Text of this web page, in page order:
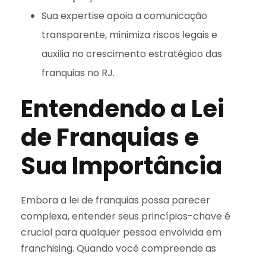
Sua expertise apoia a comunicação
transparente, minimiza riscos legais e
auxilia no crescimento estratégico das
franquias no RJ.
Entendendo a Lei
de Franquias e
Sua Importância
Embora a lei de franquias possa parecer
complexa, entender seus princípios-chave é
crucial para qualquer pessoa envolvida em
franchising. Quando você compreende as